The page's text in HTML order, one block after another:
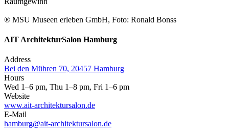
® MSU Museen erleben GmbH, Foto: Ronald Bonss
AIT ArchitekturSalon Hamburg
Address
Bei den Mühren 70, 20457 Hamburg
Hours
Wed 1–6 pm, Thu 1–8 pm, Fri 1–6 pm
Website
www.ait-architektursalon.de
E-Mail
hamburg@ait-architektursalon.de